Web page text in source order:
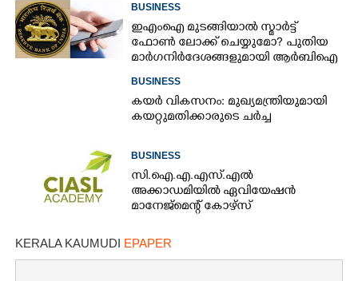
BUSINESS
ഇഎംഐ മുടങ്ങിയാൽ സ്മാർട്ട്
ഫോൺ ലോക്ക് ചെയ്യുമോ? പുതിയ
മാർഗനിർദേശങ്ങളുമായി ആർബിഐ
BUSINESS
കയർ വികസനം: മുഖ്യമന്ത്രിയുമായി
കയറ്റുമതിക്കാരുടെ ചർച്ച
BUSINESS
സി.ഐ.എ.എസ്.എൽ
അക്കാഡമിയിൽ ഏവിയേഷൻ
മാനേജ്മെന്റ് കോഴ്സ്
KERALA KAUMUDI EPAPER